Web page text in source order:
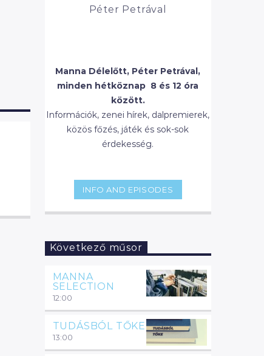
Péter Petrával
Manna Délelőtt, Péter Petrával,
minden hétköznap 8 és 12 óra
között.
Információk, zenei hírek, dalpremierek,
közös főzés, játék és sok-sok
érdekesség.
INFO AND EPISODES
Következő műsor
MANNA
SELECTION
12:00
TUDÁSBÓL TŐKE
13:00